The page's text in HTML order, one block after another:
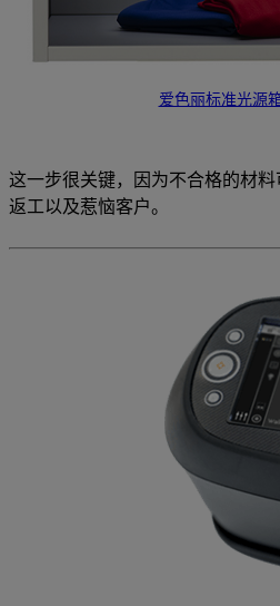
爱色丽标准光源
这一步很关键，因为不合格的材料
返工以及惹恼客户。